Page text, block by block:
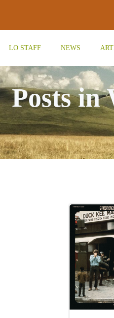
LO STAFF NEWS
Posts in